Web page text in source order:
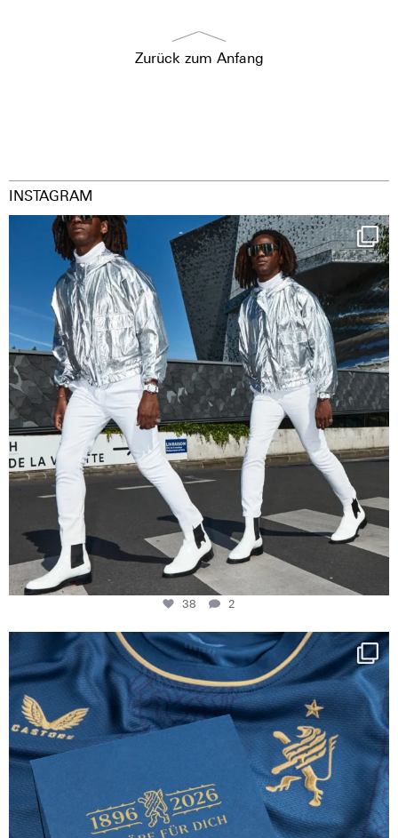
Zurück zum Anfang
INSTAGRAM
Happy Streetparade everybody
Music in...
38
2
38 2
Happy Birthday FCZ
130 years filled ...
127
3